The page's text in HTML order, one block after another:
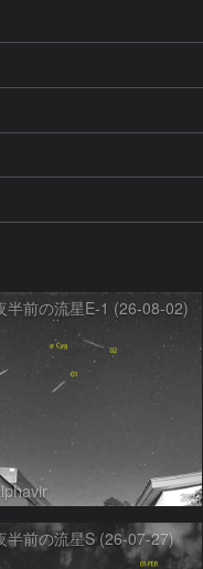
半前の流星E-1 (26-08-02)
半前の流星S (26-07-27)